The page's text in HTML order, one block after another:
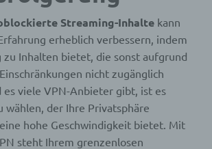
Streaming-Inhalte kann
erheblich verbessern, indem
zu Inhalten bietet, die sonst aufgrund
nicht zugänglich
es viele VPN-Anbieter gibt, ist es
wählen, der Ihre Privatsphäre
hohe Geschwindigkeit bietet. Mit
steht Ihrem grenzenlosen
Als identifizierbar wird eine
angesehen, die direkt oder
mittels Zuordnung zu einer
Namen, zu einer
zu Standortdaten, zu einer Online-
zu einem oder mehreren
die Ausdruck der
genetischen,
kulturellen oder
dieser natürlichen Person sind,
kann.